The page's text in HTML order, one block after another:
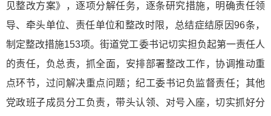
见整改方案》，逐项分解任务，逐条研究措施，明确责任领
导、牵头单位、责任单位和整改时限，总结症结原因96条，
制定整改措施153项。街道党工委书记切实担负起第一责任人
的责任，负总责，抓全面，安排部署整改工作，协调推动重
点环节，过问解决重点问题；纪工委书记负监督责任；其他
党政班子成员分工负责，带头认领、对号入座，切实抓好分